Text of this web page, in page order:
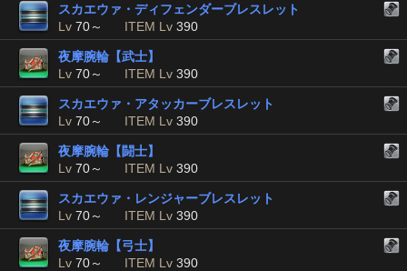
スカエウァ・ディフェンダーブレスレット
Lv 70～ ITEM Lv 390
夜摩腕輪【武士】
Lv 70～ ITEM Lv 390
スカエウァ・アタッカーブレスレット
Lv 70～ ITEM Lv 390
夜摩腕輪【闘士】
Lv 70～ ITEM Lv 390
スカエウァ・レンジャーブレスレット
Lv 70～ ITEM Lv 390
夜摩腕輪【弓士】
Lv 70～ ITEM Lv 390